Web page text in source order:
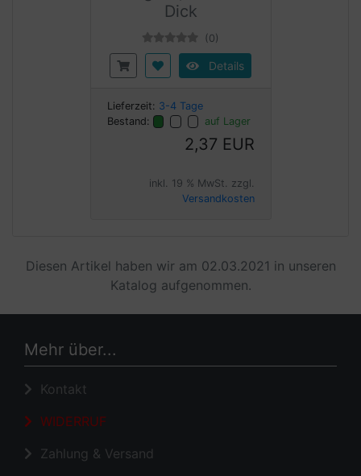
Dick
(0)
Details
Lieferzeit: 3-4 Tage
Bestand:
auf Lager
2,37 EUR
inkl. 19 % MwSt. zzgl.
Versandkosten
Diesen Artikel haben wir am 02.03.2021 in unseren
Katalog aufgenommen.
Mehr über...
Kontakt
WIDERRUF
Zahlung & Versand